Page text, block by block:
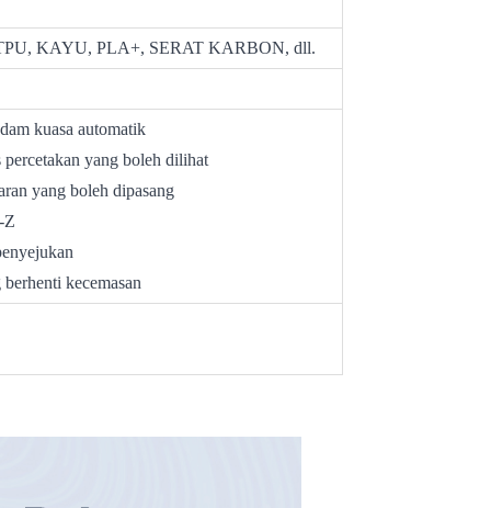
KAYU, PLA+, SERAT KARBON, dll.
kuasa automatik
yang boleh dilihat
yang boleh dipasang
Z
kecemasan